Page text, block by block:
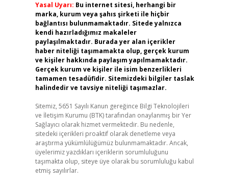
Yasal Uyarı: Bu internet sitesi, herhangi bir
marka, kurum veya şahıs şirketi ile hiçbir
bağlantısı bulunmamaktadır. Sitede yalnızca
kendi hazırladığımız makaleler
paylaşılmaktadır. Burada yer alan içerikler
haber niteliği taşımamakta olup, gerçek kurum
ve kişiler hakkında paylaşım yapılmamaktadır.
Gerçek kurum ve kişiler ile isim benzerlikleri
tamamen tesadüfidir. Sitemizdeki bilgiler taslak
halindedir ve tavsiye niteliği taşımazlar.
Sitemiz, 5651 Sayılı Kanun gereğince Bilgi Teknolojileri
ve İletişim Kurumu (BTK) tarafından onaylanmış bir Yer
Sağlayıcı olarak hizmet vermektedir. Bu nedenle,
sitedeki içerikleri proaktif olarak denetleme veya
araştırma yükümlülüğümüz bulunmamaktadır. Ancak,
üyelerimiz yazdıkları içeriklerin sorumluluğunu
taşımakta olup, siteye üye olarak bu sorumluluğu kabul
etmiş sayılırlar.